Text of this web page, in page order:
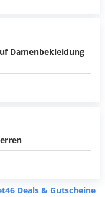
Damenbekleidung
Deals & Gutscheine